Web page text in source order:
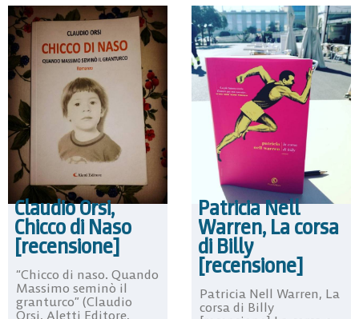
Claudio Orsi,
Chicco di Naso
[recensione]
“Chicco di naso. Quando
Massimo seminò il
granturco” (Claudio
Orsi, Aletti Editore,
Patricia Nell
Warren, La corsa
di Billy
[recensione]
Patricia Nell Warren, La
corsa di Billy